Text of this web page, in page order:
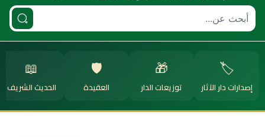
🏷️
إصدارات دار الآثار
🎁
توزيعات الدار
🛡️
العقيدة
📖
الحديث الشريف